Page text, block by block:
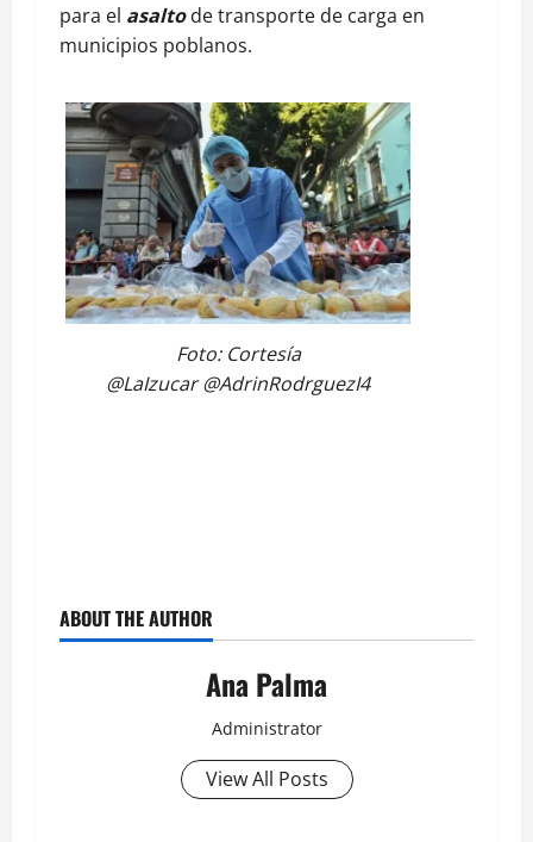
para el asaltode transporte de carga en
municipios poblanos.
Foto: Cortesía
@LaIzucar @AdrinRodrguezI4
ABOUT THE AUTHOR
Ana Palma
Administrator
View All Posts